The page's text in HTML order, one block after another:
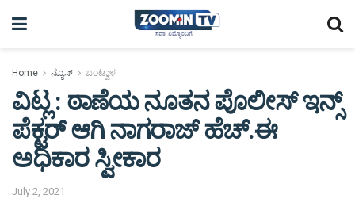
Home ನ್ಯೂಸ್ ಬಂಟ್ವಾಳ
ವಿಟ್ಲ : ಠಾಣೆಯ ನೂತನ ಪೊಲೀಸ್ ಇನ್ಸ್
ಪೆಕ್ಟರ್ ಆಗಿ ನಾಗರಾಜ್ ಹೆಚ್.ಈ
ಅಧಿಕಾರ ಸ್ವೀಕಾರ
July 2, 2021